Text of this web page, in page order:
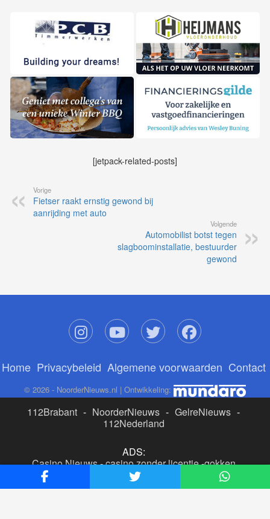
[jetpack-related-posts]
Vorige
Fietser raakt ernstig gewond bij
aanrijding met auto
Volgende
Automobilist botst tegen
slagboominstallatie, bestuurder
gewond
Home Privacybeleid Algemene voorwaarden Contact
© 2026 - NoorderNieuws.nl | Ontwikkeling:
112Brabant - NoorderNieuws - GelreNieuws -
112Nederland
ADS:
Casino Nieuws-casino zonder licentie-gokken
buitenlandse site
beste online casino nederland